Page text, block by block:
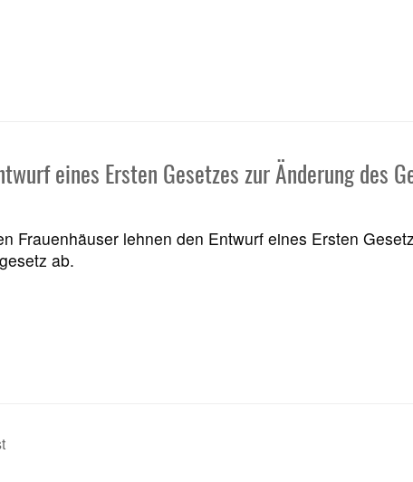
eines Ersten Gesetzes zur Änderung des
Frauenhäuser lehnen den Entwurf eines Ersten
ab.